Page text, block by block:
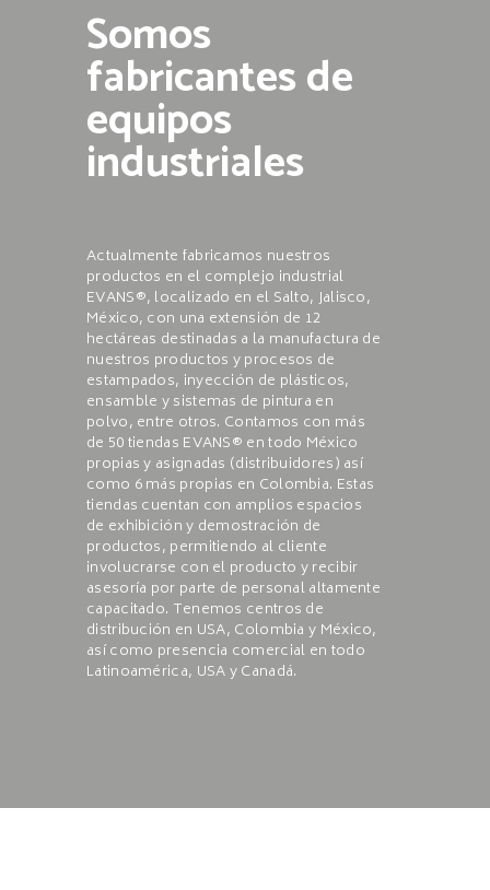
Somos
fabricantes de
equipos
industriales
Actualmente fabricamos nuestros
productos en el complejo industrial
EVANS®, localizado en el Salto, Jalisco,
México, con una extensión de 12
hectáreas destinadas a la manufactura de
nuestros productos y procesos de
estampados, inyección de plásticos,
ensamble y sistemas de pintura en
polvo, entre otros. Contamos con más
de 50 tiendas EVANS® en todo México
propias y asignadas (distribuidores) así
como 6 más propias en Colombia. Estas
tiendas cuentan con amplios espacios
de exhibición y demostración de
productos, permitiendo al cliente
involucrarse con el producto y recibir
asesoría por parte de personal altamente
capacitado. Tenemos centros de
distribución en USA, Colombia y México,
así como presencia comercial en todo
Latinoamérica, USA y Canadá.